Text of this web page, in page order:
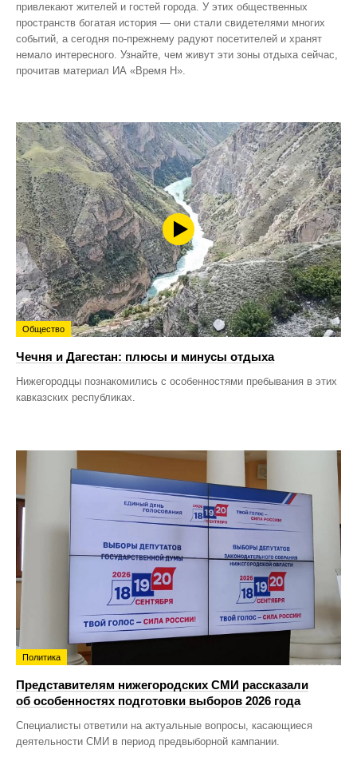
привлекают жителей и гостей города. У этих общественных
пространств богатая история — они стали свидетелями многих
событий, а сегодня по‑прежнему радуют посетителей и хранят
немало интересного. Узнайте, чем живут эти зоны отдыха сейчас,
прочитав материал ИА «Время Н».
Общество
Чечня и Дагестан: плюсы и минусы отдыха
Нижегородцы познакомились с особенностями пребывания в этих
кавказских республиках.
Политика
Представителям нижегородских СМИ рассказали
об особенностях подготовки выборов 2026 года
Специалисты ответили на актуальные вопросы, касающиеся
деятельности СМИ в период предвыборной кампании.